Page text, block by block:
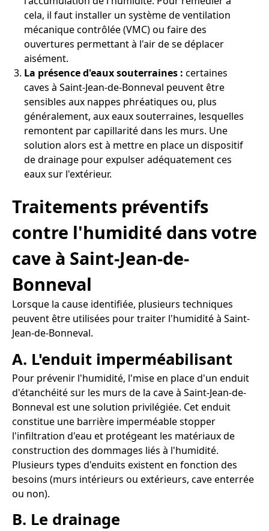
cela, il faut installer un système de ventilation
mécanique contrôlée (VMC) ou faire des
ouvertures permettant à l'air de se déplacer
aisément.
La présence d'eaux souterraines : certaines
caves à Saint-Jean-de-Bonneval peuvent être
sensibles aux nappes phréatiques ou, plus
généralement, aux eaux souterraines, lesquelles
remontent par capillarité dans les murs. Une
solution alors est à mettre en place un dispositif
de drainage pour expulser adéquatement ces
eaux sur l'extérieur.
Traitements préventifs
contre l'humidité dans votre
cave à Saint-Jean-de-
Bonneval
Lorsque la cause identifiée, plusieurs techniques
peuvent être utilisées pour traiter l'humidité à Saint-
Jean-de-Bonneval.
A. L'enduit imperméabilisant
Pour prévenir l'humidité, l'mise en place d'un enduit
d'étanchéité sur les murs de la cave à Saint-Jean-de-
Bonneval est une solution privilégiée. Cet enduit
constitue une barrière imperméable stopper
l'infiltration d'eau et protégeant les matériaux de
construction des dommages liés à l'humidité.
Plusieurs types d'enduits existent en fonction des
besoins (murs intérieurs ou extérieurs, cave enterrée
ou non).
B. Le drainage